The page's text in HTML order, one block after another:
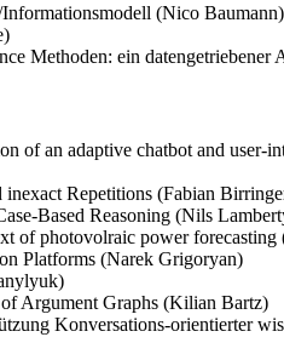
(Nico Baumann)
Methoden: ein datengetriebener
of an adaptive chatbot and user-
Repetitions (Fabian
Based Reasoning (Nils
of photovolraic power forecasting
Platforms (Narek Grigoryan)
Argument Graphs (Kilian Bartz)
Konversations-orientierter